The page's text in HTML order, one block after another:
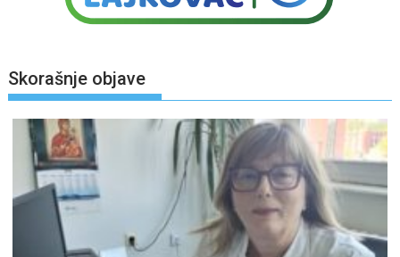
Skorašnje objave